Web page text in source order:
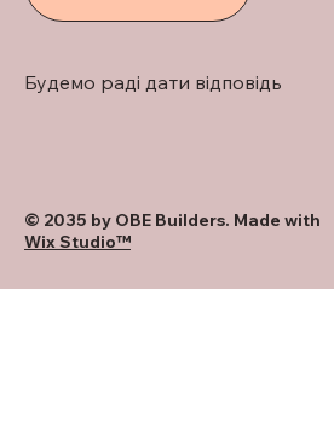
Будемо раді дати відповідь
© 2035 by OBE Builders. Made with
Wix Studio™